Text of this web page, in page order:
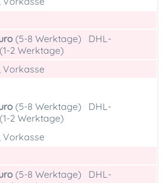
(5-8 Werktage) DHL-
(1-2 Werktage)
Vorkasse
(5-8 Werktage) DHL-
(1-2 Werktage)
Vorkasse
(5-8 Werktage) DHL-